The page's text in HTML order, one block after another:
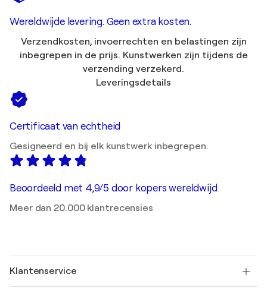
Wereldwijde levering. Geen extra kosten.
Verzendkosten, invoerrechten en belastingen zijn
inbegrepen in de prijs. Kunstwerken zijn tijdens de
verzending verzekerd.
Leveringsdetails
Certificaat van echtheid
Gesigneerd en bij elk kunstwerk inbegrepen.
Beoordeeld met 4,9/5 door kopers wereldwijd
Meer dan 20.000 klantrecensies
Klantenservice